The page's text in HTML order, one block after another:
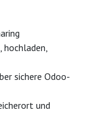
hochladen,
sichere Odoo-
und